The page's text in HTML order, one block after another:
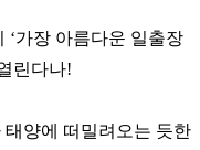
가장 아름다운 일출장
린다나!
양에 떠밀려오는 듯한